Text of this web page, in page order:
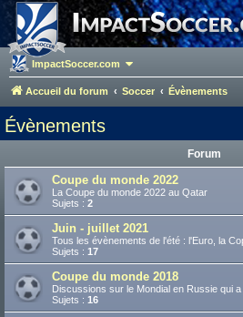
ImpactSoccer.com
Accueil du forum Soccer Évènements
Évènements
Forum
Coupe du monde 2022
La Coupe du monde 2022 au Qatar
Sujets : 2
Juin - juillet 2021
Tous les évènements de l'été : l'Euro, la
Sujets : 17
Coupe du monde 2018
Discussions sur le Mondial en Russie qui a
Sujets : 16